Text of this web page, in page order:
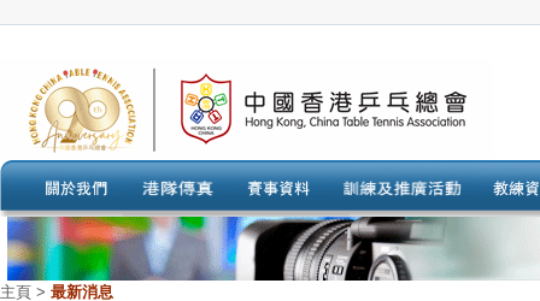
主頁 > 最新消息